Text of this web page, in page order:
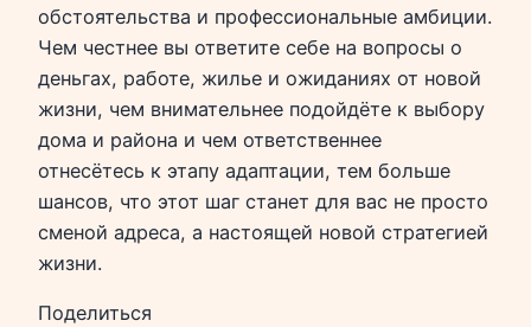
обстоятельства и профессиональные амбиции.
Чем честнее вы ответите себе на вопросы о
деньгах, работе, жилье и ожиданиях от новой
жизни, чем внимательнее подойдёте к выбору
дома и района и чем ответственнее
отнесётесь к этапу адаптации, тем больше
шансов, что этот шаг станет для вас не просто
сменой адреса, а настоящей новой стратегией
жизни.
Поделиться